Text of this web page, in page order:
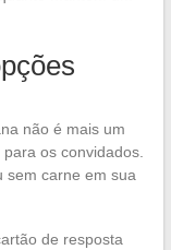
não é mais um
os convidados.
sem carne em sua
de resposta